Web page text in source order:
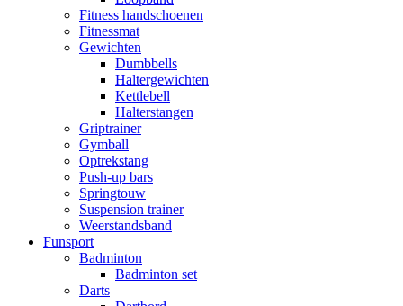
Fitness handschoenen
Fitnessmat
Gewichten
Dumbbells
Haltergewichten
Kettlebell
Halterstangen
Griptrainer
Gymball
Optrekstang
Push-up bars
Springtouw
Suspension trainer
Weerstandsband
Funsport
Badminton
Badminton set
Darts